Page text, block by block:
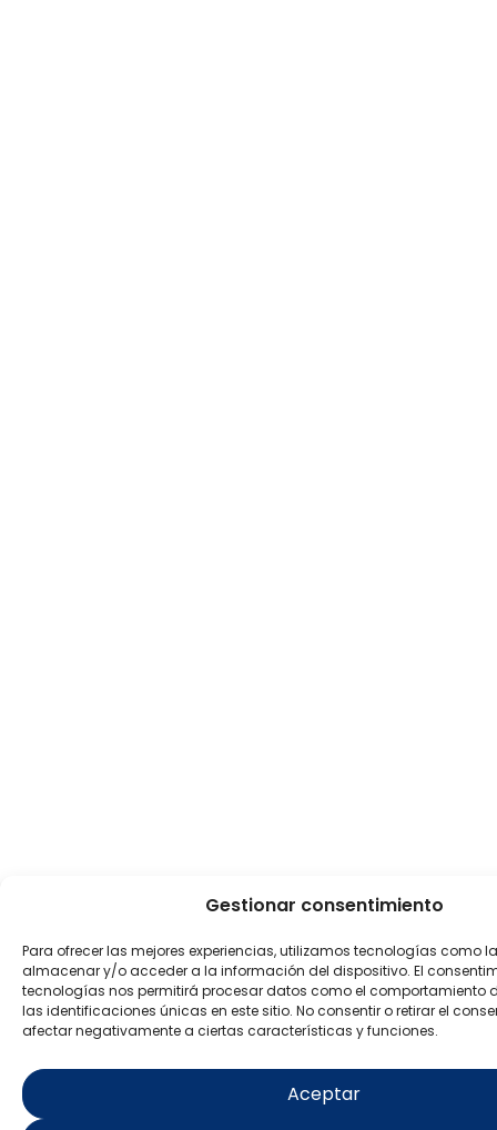
Gestionar consentimiento
Para ofrecer las mejores experiencias, utilizamos tecnologías como
almacenar y/o acceder a la información del dispositivo. El
tecnologías nos permitirá procesar datos como el comportamiento
las identificaciones únicas en este sitio. No consentir o retirar el
afectar negativamente a ciertas características y funciones.
Aceptar